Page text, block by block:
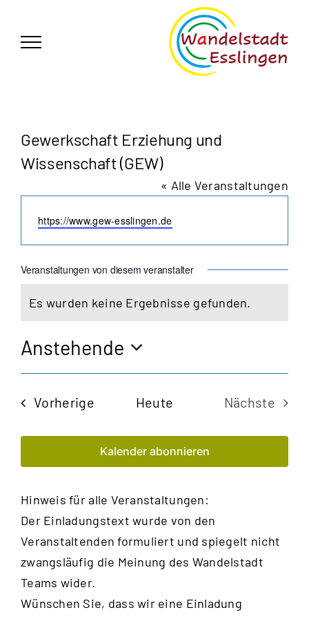
springen
Gewerkschaft Erziehung und
Wissenschaft (GEW)
« Alle Veranstaltungen
Webseite
https://www.gew-esslingen.de
Veranstaltungen von diesem veranstalter
Hinweis
Es wurden keine Ergebnisse gefunden.
Anstehende
Datum
VorherigeVeranstaltungen
Heute
Nächste
Kalender abonnieren
Hinweis für alle Veranstaltungen:
Der Einladungstext wurde von den
Veranstaltenden formuliert und spiegelt nicht
zwangsläufig die Meinung des Wandelstadt
Teams wider.
Wünschen Sie, dass wir eine Einladung